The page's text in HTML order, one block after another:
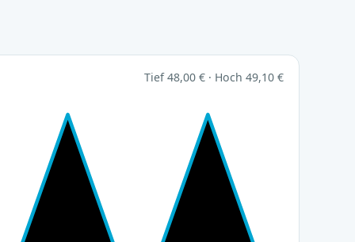
Tief 48,00 € · Hoch 49,10 €